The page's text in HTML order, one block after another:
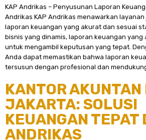
KAP Andrikas – Penyusunan Laporan
Andrikas KAP Andrikas menawarkan
laporan keuangan yang akurat dan sesuai
bisnis yang dinamis, laporan keuangan
untuk mengambil keputusan yang tepat.
Anda dapat memastikan bahwa laporan
tersusun dengan profesional dan
KANTOR
JAKARTA: SOLUSI
KEUANGAN TEPAT
ANDRIKAS